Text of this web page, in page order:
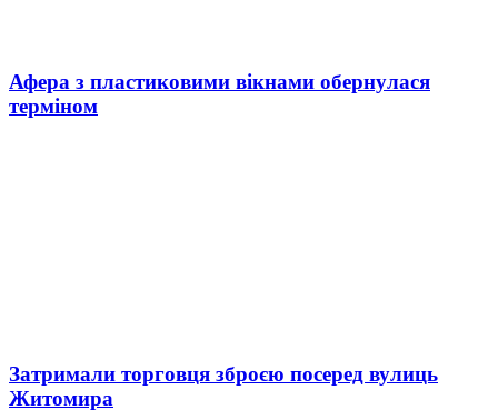
Афера з пластиковими вікнами обернулася
терміном
Затримали торговця зброєю посеред вулиць
Житомира